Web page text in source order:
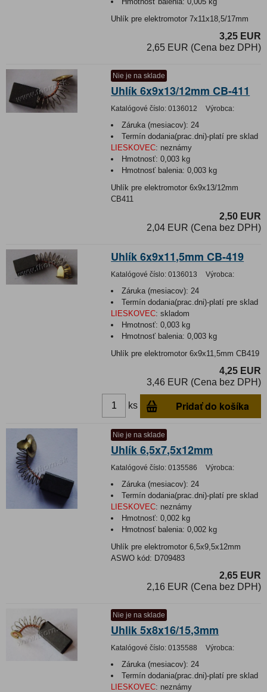
Uhlík pre elektromotor 7x11x18,5/17mm
3,25 EUR
2,65 EUR (Cena bez DPH)
Nie je na sklade
Uhlík 6x9x13/12mm CB-411
Katalógové číslo: 0136012 Výrobca:
Záruka (mesiacov): 24
Termín dodania(prac.dni)-platí pre sklad
LIESKOVEC: neznámy
Hmotnosť:0,003 kg
Hmotnosť balenia:0,003 kg
Uhlík pre elektromotor 6x9x13/12mm
CB411
2,50 EUR
2,04 EUR (Cena bez DPH)
Uhlík 6x9x11,5mm CB-419
Katalógové číslo: 0136013 Výrobca:
Záruka (mesiacov): 24
Termín dodania(prac.dni)-platí pre sklad
LIESKOVEC: skladom
Hmotnosť:0,003 kg
Hmotnosť balenia:0,003 kg
Uhlík pre elektromotor 6x9x11,5mm CB419
4,25 EUR
3,46 EUR (Cena bez DPH)
ks Pridať do košíka
Nie je na sklade
Uhlík 6,5x7,5x12mm
Katalógové číslo: 0135586 Výrobca:
Záruka (mesiacov): 24
Termín dodania(prac.dni)-platí pre sklad
LIESKOVEC: neznámy
Hmotnosť:0,002 kg
Hmotnosť balenia:0,002 kg
Uhlík pre elektromotor 6,5x9,5x12mm
ASWO kód: D709483
2,65 EUR
2,16 EUR (Cena bez DPH)
Nie je na sklade
Uhlik 5x8x16/15,3mm
Katalógové číslo: 0135588 Výrobca:
Záruka (mesiacov): 24
Termín dodania(prac.dni)-platí pre sklad
LIESKOVEC: neznámy